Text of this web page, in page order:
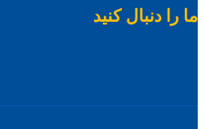
ما را دنبال کنید